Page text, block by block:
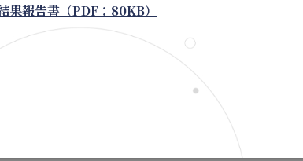
果報告書（PDF：80KB）